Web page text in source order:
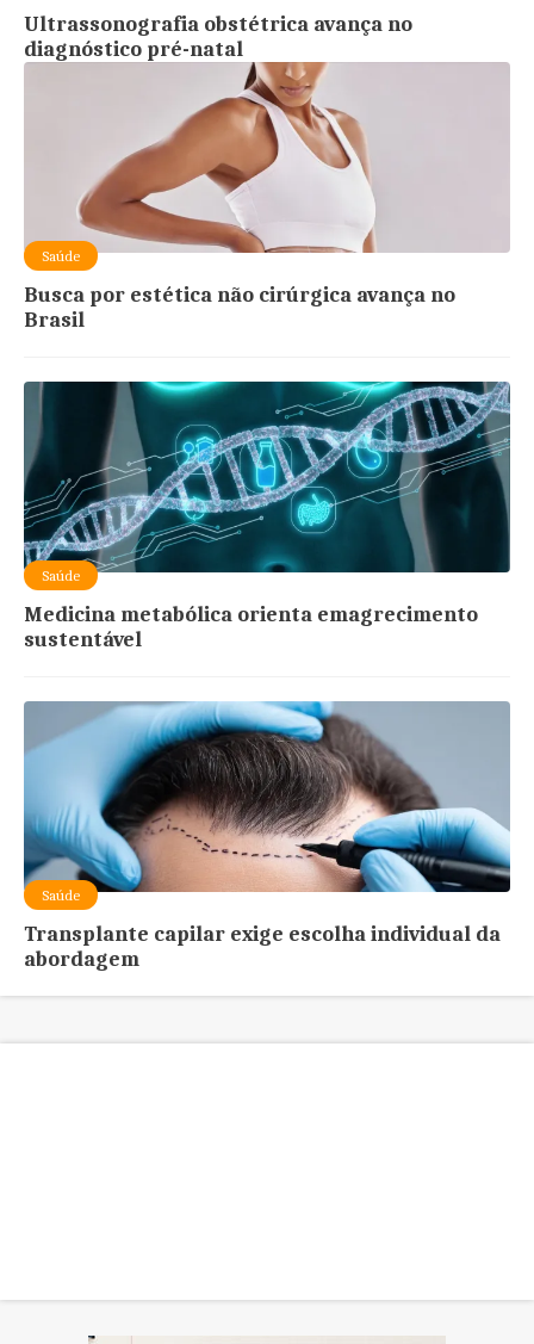
Ultrassonografia obstétrica avança no
diagnóstico pré-natal
Saúde
Busca por estética não cirúrgica avança no
Brasil
Saúde
Medicina metabólica orienta emagrecimento
sustentável
Saúde
Transplante capilar exige escolha individual da
abordagem